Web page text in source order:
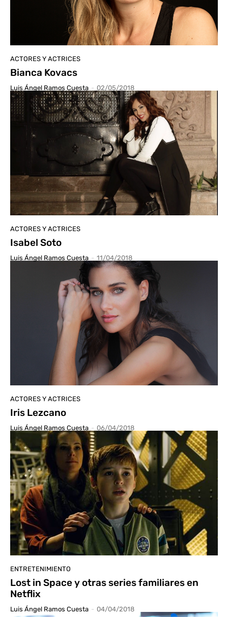
ACTORES Y ACTRICES
Bianca Kovacs
Luis Ángel Ramos Cuesta - 02/05/2018
ACTORES Y ACTRICES
Isabel Soto
Luis Ángel Ramos Cuesta - 11/04/2018
ACTORES Y ACTRICES
Iris Lezcano
Luis Ángel Ramos Cuesta - 06/04/2018
ENTRETENIMIENTO
Lost in Space y otras series familiares en
Netflix
Luis Ángel Ramos Cuesta - 04/04/2018